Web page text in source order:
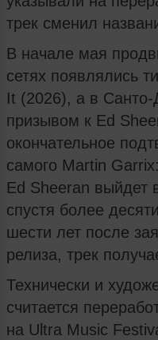
трек сменил
В начале мая
сетях появлялись
It (2026), а в
призывом к Ed
окончательное
самого Martin
Ed Sheeran выйдет
спустя более
шести лет после
релиза, трек
Технически и
считается
на Ultra Music